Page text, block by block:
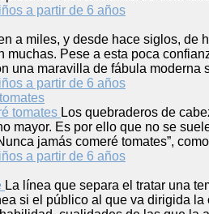
a partir de 6 años
a miles, y desde hace siglos, de
muchas. Pese a esta poca
una maravilla de fábula
a partir de 6 años
Los quebraderos de
mayor. Es por ello que no se
jamás comeré tomates”,
a partir de 6 años
La línea que separa el tratar una
si el público al que va dirigida